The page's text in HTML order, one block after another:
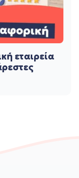
εταιρεία